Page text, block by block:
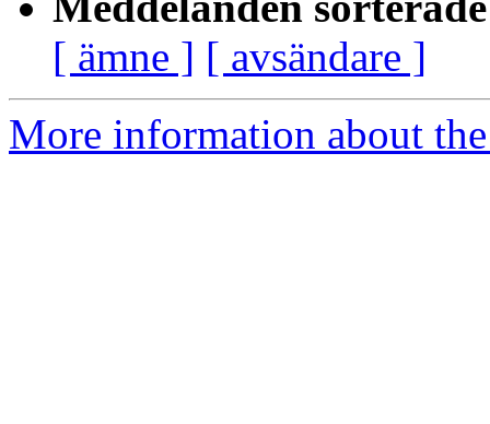
[ ämne ] [ avsändare ]
More information about